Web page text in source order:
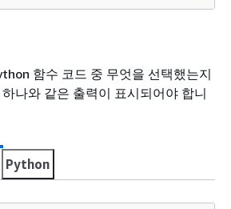
함수 코드 중 무엇을 선택했는지
나와 같은 출력이 표시되어야 합니
Python